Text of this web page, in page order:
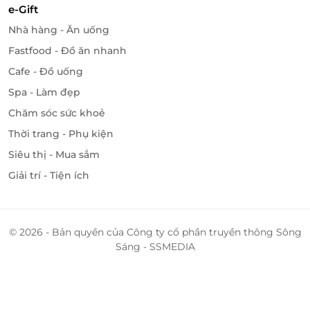
yên tâm tận hưởng kỳ nghỉ hoàn hảo cùng người
thân.
e-Gift
Nhà hàng - Ăn uống
Fastfood - Đồ ăn nhanh
Cafe - Đồ uống
Spa - Làm đẹp
Chăm sóc sức khoẻ
Thời trang - Phụ kiện
Siêu thị - Mua sắm
Giải trí - Tiện ích
© 2026 - Bản quyền của Công ty cổ phần truyền thông Sông
Sáng - SSMEDIA